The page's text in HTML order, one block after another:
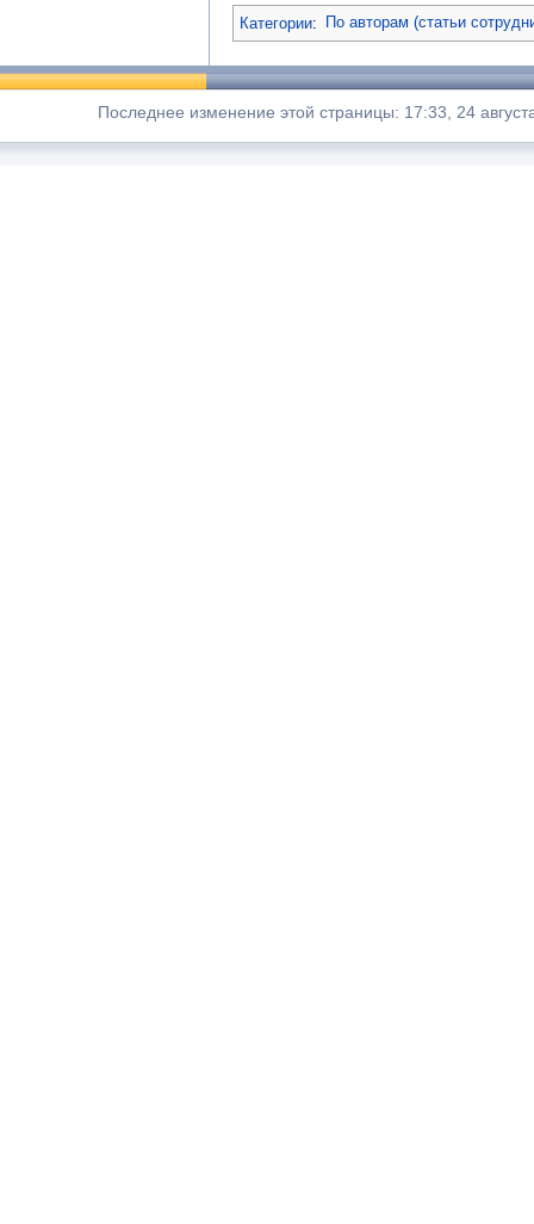
Категории: По авторам (статьи
Последнее изменение этой страницы: 17:33, 24